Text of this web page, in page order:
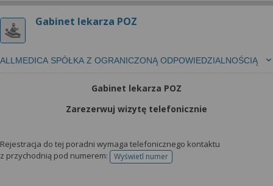
Gabinet lekarza POZ
ALLMEDICA SPÓŁKA Z OGRANICZONĄ ODPOWIEDZIALNOŚCIĄ
Gabinet lekarza POZ
Zarezerwuj wizytę telefonicznie
Rejestracja do tej poradni wymaga telefonicznego kontaktu
z przychodnią pod numerem:
Wyświetl numertelefonu do rejestracji